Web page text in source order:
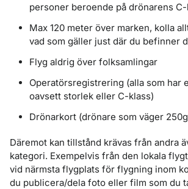
personer beroende på drönarens
Max 120 meter över marken, kolla
vad som gäller just där du befinner
Flyg aldrig över folksamlingar
Operatörsregistrering (alla som har
oavsett storlek eller C-klass)
Drönarkort (drönare som väger
Däremot kan tillstånd krävas från andra
kategori. Exempelvis från den lokala
vid närmsta flygplats för flygning inom
du publicera/dela foto eller film som du